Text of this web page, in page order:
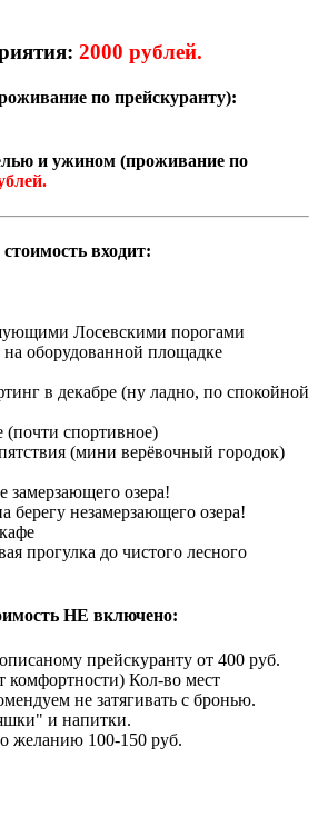
2000 рублей.
по прейскуранту):
и ужином (проживание по
входит:
Лосевскими порогами
на оборудованной площадке
в декабре (ну ладно, по спокойной
спортивное)
(мини верёвочный городок)
замерзающего озера!
берегу незамерзающего озера!
прогулка до чистого лесного
НЕ включено:
прейскуранту от 400 руб.
комфортности) Кол-во мест
не затягивать с бронью.
и напитки.
желанию 100-150 руб.